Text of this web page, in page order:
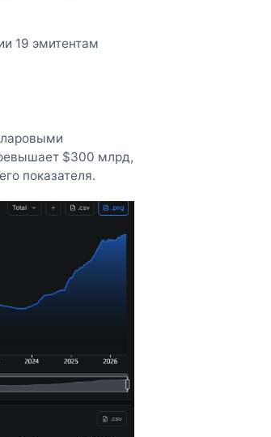
19 эмитентам
$300 млрд,
показателя.